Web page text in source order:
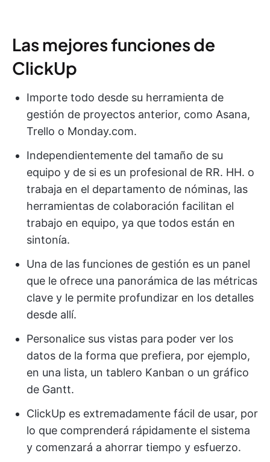
Las mejores funciones de
ClickUp
Importe todo desde su herramienta de
gestión de proyectos anterior, como Asana,
Trello o Monday.com.
Independientemente del tamaño de su
equipo y de si es un profesional de RR. HH. o
trabaja en el departamento de nóminas, las
herramientas de colaboración facilitan el
trabajo en equipo, ya que todos están en
sintonía.
Una de las funciones de gestión es un panel
que le ofrece una panorámica de las métricas
clave y le permite profundizar en los detalles
desde allí.
Personalice sus vistas para poder ver los
datos de la forma que prefiera, por ejemplo,
en una lista, un tablero Kanban o un gráfico
de Gantt.
ClickUp es extremadamente fácil de usar, por
lo que comprenderá rápidamente el sistema
y comenzará a ahorrar tiempo y esfuerzo.